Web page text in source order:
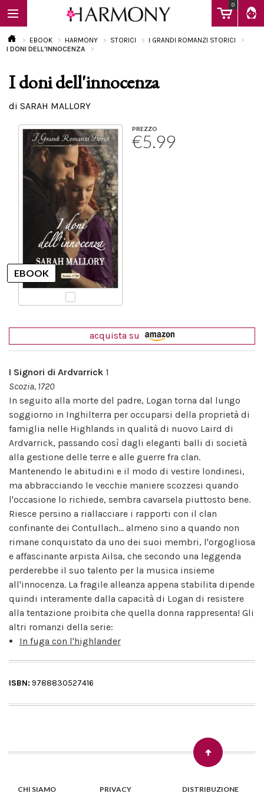
0
EBOOK
Calendario
EBOOK HARMONY STORICI
I GRANDI ROMANZI STORICI
I DONI DELL'INNOCENZA
I doni dell'innocenza
di SARAH MALLORY
PREZZO
€5.99
acquista su
I Signori di Ardvarrick 1
Scozia, 1720
In seguito alla morte del padre, Logan torna dal lungo
soggiorno in Inghilterra per occuparsi della proprietà di
famiglia nelle Highlands in qualità di nuovo Laird di
Ardvarrick, passando così dagli eleganti balli di società
alla gestione delle terre e alle guerre fra clan.
Mantenendo le abitudini e il modo di vestire londinesi,
ma abbracciando le vecchie maniere scozzesi quando
l'occasione lo richiede, sembra cavarsela piuttosto bene.
Riesce persino a riallacciare i rapporti con il clan
confinante dei Contullach... almeno sino a quando non
rimane conquistato da uno dei suoi membri, l'orgogliosa
e affascinante arpista Ailsa, che secondo una leggenda
perderebbe il suo talento per la musica insieme
all'innocenza. La fragile alleanza appena stabilita dipende
quindi interamente dalla capacità di Logan di resistere
alla tentazione proibita che quella donna rappresenta! Gli
altri romanzi della serie:
In fuga con l'highlander
ISBN: 9788830527416
CHI SIAMO PRIVACY DISTRIBUZIONE